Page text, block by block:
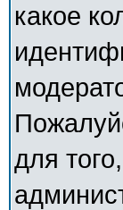
какое
для